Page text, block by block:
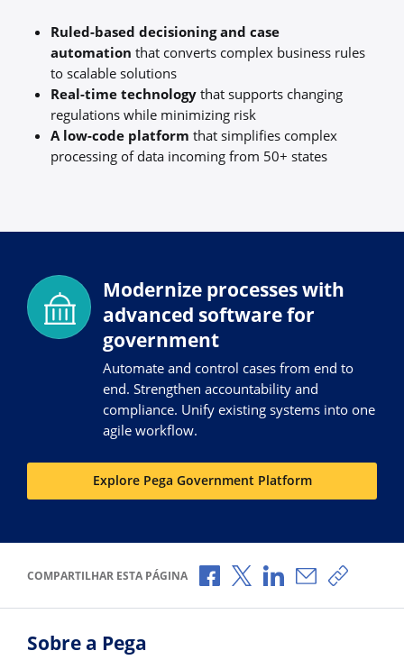
Ruled-based decisioning and case
automationthat converts complex business rules
to scalable solutions
Real-time technologythat supports changing
regulations while minimizing risk
A low-code platform that simplifies complex
processing of data incoming from 50+ states
Modernize processes with
advanced software for
government
Automate and control cases from end to
end. Strengthen accountability and
compliance. Unify existing systems into one
agile workflow.
Explore Pega Government Platform
COMPARTILHAR ESTA PÁGINA Compartilhar no Facebook
Compartilhar no X
Compartilhar no
Compartilhar
Copiar
Sobre a Pega